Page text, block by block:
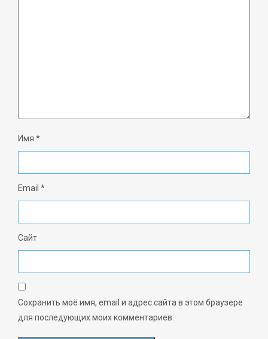
Имя *
Email *
Сайт
Сохранить моё имя, email и адрес сайта в этом браузере
для последующих моих комментариев.